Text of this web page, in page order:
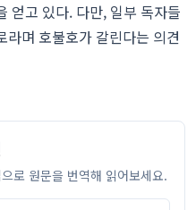
얻고 있다. 다만, 일부 독자들
며 호불호가 갈린다는 의견
로 원문을 번역해 읽어보세요.